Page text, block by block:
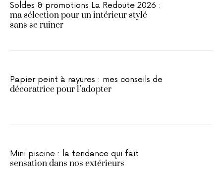
Soldes & promotions La Redoute 2026 :
ma sélection pour un intérieur stylé
sans se ruiner
Papier peint à rayures : mes conseils de
décoratrice pour l’adopter
Mini piscine : la tendance qui fait
sensation dans nos extérieurs